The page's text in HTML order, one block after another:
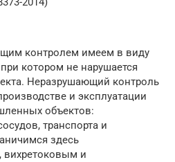
контролем имеем в виду
котором не нарушается
Неразрушающий контроль
и эксплуатации
объектов:
транспорта и
здесь
вихретоковым и